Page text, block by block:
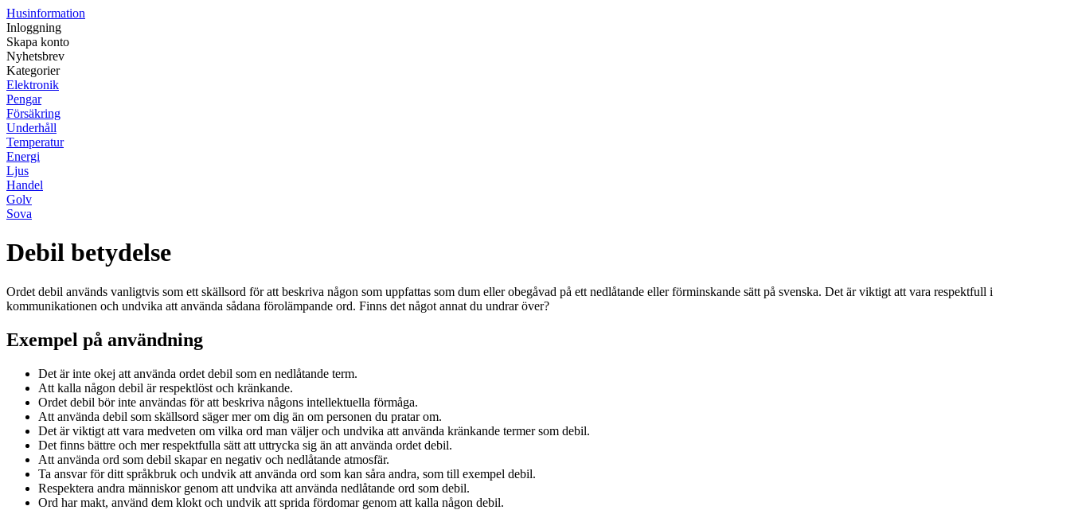
Husinformation
Inloggning
Skapa konto
Nyhetsbrev
Kategorier
Elektronik
Pengar
Försäkring
Underhåll
Temperatur
Energi
Ljus
Handel
Golv
Sova
Debil betydelse
Ordet debil används vanligtvis som ett skällsord för att beskriva någon som uppfattas som dum eller obegåvad på ett nedlåtande eller förminskande sätt på svenska. Det är viktigt att vara respektfull i
kommunikationen och undvika att använda sådana förolämpande ord. Finns det något annat du undrar över?
Exempel på användning
Det är inte okej att använda ordet debil som en nedlåtande term.
Att kalla någon debil är respektlöst och kränkande.
Ordet debil bör inte användas för att beskriva någons intellektuella förmåga.
Att använda debil som skällsord säger mer om dig än om personen du pratar om.
Det är viktigt att vara medveten om vilka ord man väljer och undvika att använda kränkande termer som debil.
Det finns bättre och mer respektfulla sätt att uttrycka sig än att använda ordet debil.
Att använda ord som debil skapar en negativ och nedlåtande atmosfär.
Ta ansvar för ditt språkbruk och undvik att använda ord som kan såra andra, som till exempel debil.
Respektera andra människor genom att undvika att använda nedlåtande ord som debil.
Ord har makt, använd dem klokt och undvik att sprida fördomar genom att kalla någon debil.